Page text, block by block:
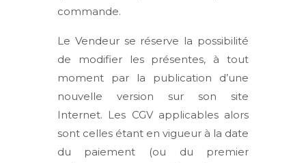
commande.
Le Vendeur se réserve la possibilité
de modifier les présentes, à tout
moment par la publication d’une
nouvelle version sur son site
Internet. Les CGV applicables alors
sont celles étant en vigueur à la date
du paiement (ou du premier